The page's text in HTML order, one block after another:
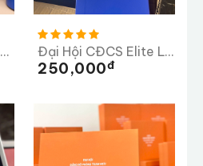
DCL, DCL SUPPLY CHAIN LTD, Công Ty TNHH Quản Lý Chuỗi Cung Ứng DCL Đại Hội CĐCS Elite Long Thành Lần Thứ 3 Nhiệm Kỳ 2025-2026
250,000Đ